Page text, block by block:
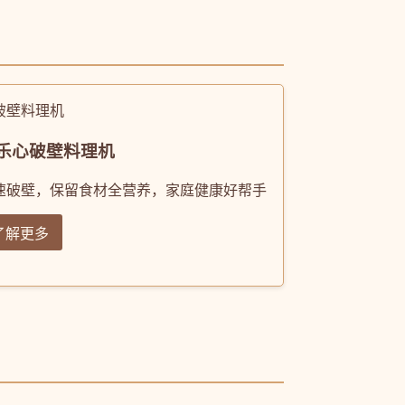
心破壁料理机
破壁，保留食材全营养，家庭健康好帮手
解更多